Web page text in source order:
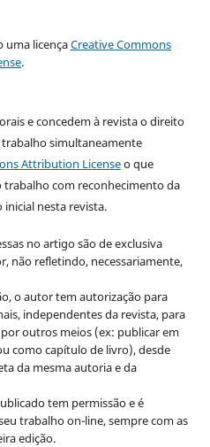
uma licençaCreative Commons
.
e concedem à revista o direito
simultaneamente
Attribution Licenseo que
com reconhecimento da
nesta revista.
no artigo são de exclusiva
não refletindo, necessariamente,
o autor tem autorização para
independentes da revista, para
outros meios (ex: publicar em
como capítulo de livro), desde
da mesma autoria e da
tem permissão e é
trabalho on-line, sempre com as
edição.